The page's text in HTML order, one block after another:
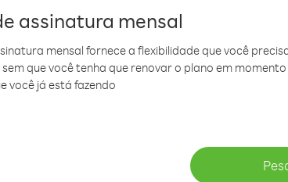
assinatura mensal
mensal fornece a flexibilidade que você
que você tenha que renovar o plano em
você já está fazendo